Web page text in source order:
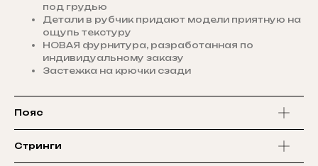
под грудью
Детали в рубчик придают модели приятную на
ощупь текстуру
НОВАЯ фурнитура, разработанная по
индивидуальному заказу
Застежка на крючки сзади
Пояс
Стринги